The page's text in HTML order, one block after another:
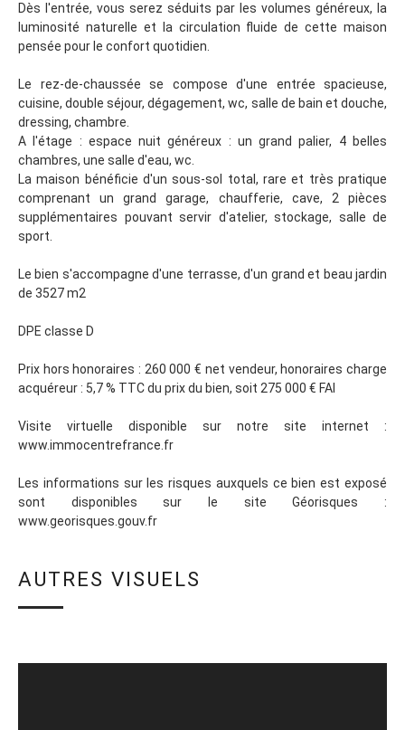
Dès l'entrée, vous serez séduits par les volumes généreux, la
luminosité naturelle et la circulation fluide de cette maison
pensée pour le confort quotidien.
Le rez-de-chaussée se compose d'une entrée spacieuse,
cuisine, double séjour, dégagement, wc, salle de bain et douche,
dressing, chambre.
A l'étage : espace nuit généreux : un grand palier, 4 belles
chambres, une salle d'eau, wc.
La maison bénéficie d'un sous-sol total, rare et très pratique
comprenant un grand garage, chaufferie, cave, 2 pièces
supplémentaires pouvant servir d'atelier, stockage, salle de
sport.
Le bien s'accompagne d'une terrasse, d'un grand et beau jardin
de 3527 m2
DPE classe D
Prix hors honoraires : 260 000 € net vendeur, honoraires charge
acquéreur : 5,7 % TTC du prix du bien, soit 275 000 € FAI
Visite virtuelle disponible sur notre site internet :
www.immocentrefrance.fr
Les informations sur les risques auxquels ce bien est exposé
sont disponibles sur le site Géorisques :
www.georisques.gouv.fr
AUTRES VISUELS